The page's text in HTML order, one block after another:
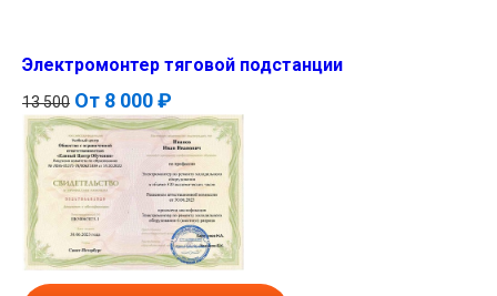
Электромонтер тяговой подстанции
13 500 От 8 000 ₽